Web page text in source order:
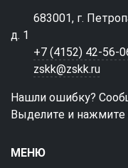
683001, г.
д. 1
+7 (4152) 42-56-
zskk@zskk.ru
Нашли ошибку?
Выделите и нажмите
МЕНЮ